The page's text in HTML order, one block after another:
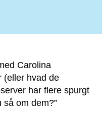
Carolina
(eller hvad de
har flere spurgt
om dem?”